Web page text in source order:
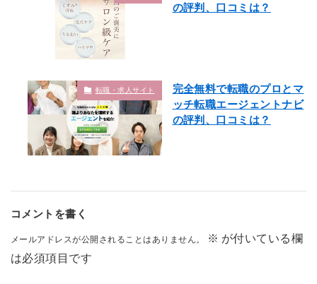
の評判、口コミは？
転職・求人サイト
完全無料で転職のプロとマ
ッチ転職エージェントナビ
の評判、口コミは？
コメントを書く
メールアドレスが公開されることはありません。 ※ が付いている欄
は必須項目です